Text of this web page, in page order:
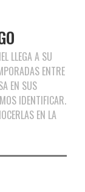
LLEGA A SU
ENTRE
EN SUS
IDENTIFICAR.
EN LA